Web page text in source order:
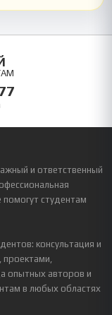
и ответственный
помогут студентам
консультация и
опытных авторов и
в любых областях